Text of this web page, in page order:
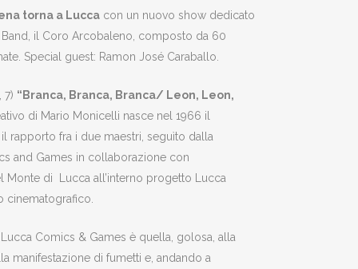
torna a Lucca con un nuovo show dedicato
Band, il Coro Arcobaleno, composto da 60
Special guest: Ramon José Caraballo.
7) “Branca, Branca, Branca/ Leon, Leon,
di Mario Monicelli nasce nel 1966 il
rapporto fra i due maestri, seguìto dalla
and Games in collaborazione con
Monte di Lucca all’interno progetto Lucca
cinematografico.
Comics & Games è quella, golosa, alla
manifestazione di fumetti e, andando a